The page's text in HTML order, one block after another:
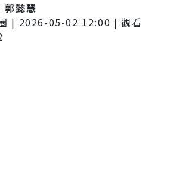
郭懿慧
| 2026-05-02 12:00 | 觀看